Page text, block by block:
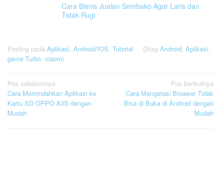
Cara Bisnis Jualan Sembako Agar Laris dan
Tidak Rugi
Posting pada Aplikasi Android/IOS Tutorial Ditag Android Aplikasi
game Turbo xiaomi
Navigasi
pos
Pos sebelumnya
Cara Memindahkan Aplikasi ke
Kartu SD OPPO A3S dengan
Mudah
Pos berikutnya
Cara Mengatasi Browser Tidak
Bisa di Buka di Android dengan
Mudah